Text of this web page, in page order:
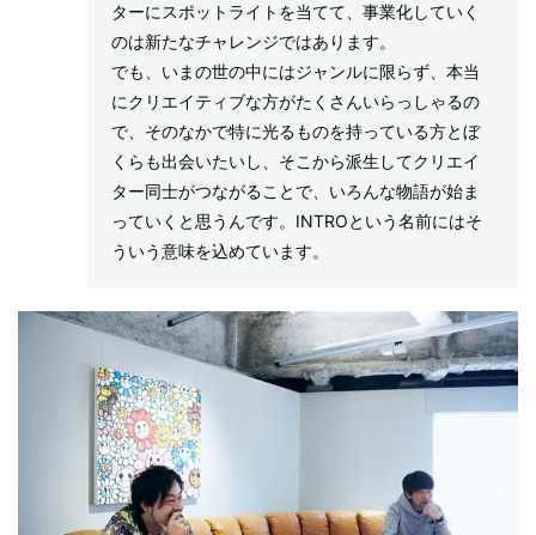
ターにスポットライトを当てて、事業化していく
のは新たなチャレンジではあります。
でも、いまの世の中にはジャンルに限らず、本当
にクリエイティブな方がたくさんいらっしゃるの
で、そのなかで特に光るものを持っている方とぼ
くらも出会いたいし、そこから派生してクリエイ
ター同士がつながることで、いろんな物語が始ま
っていくと思うんです。INTROという名前にはそ
ういう意味を込めています。